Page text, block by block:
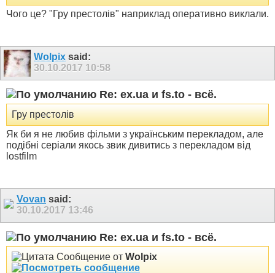
Чого це? "Гру престолів" наприклад оперативно виклали.
Wolpix said:
30.10.2017 10:58
Re: ex.ua и fs.to - всё.
Гру престолів
Як би я не любив фільми з українським перекладом, але
подібні серіали якось звик дивитись з перекладом від
lostfilm
Vovan said:
30.10.2017 13:46
Re: ex.ua и fs.to - всё.
Сообщение от Wolpix